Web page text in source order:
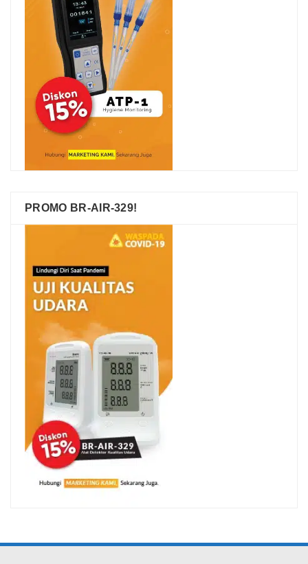
PROMO BR-AIR-329!